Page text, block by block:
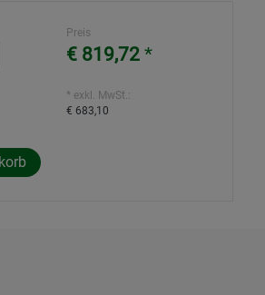
Preis
€ 819,72 *
* exkl. MwSt.:
€ 683,10